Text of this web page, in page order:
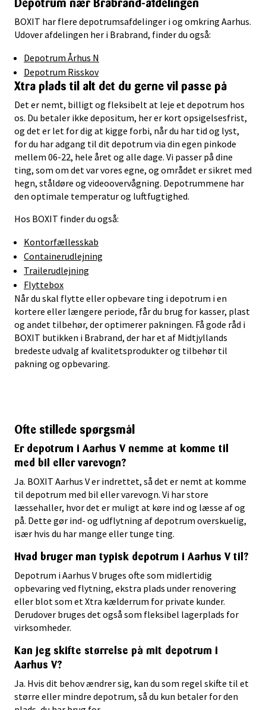
BOXIT har flere depotrumsafdelinger i og omkring Aarhus.
Udover afdelingen her i Brabrand, finder du også:
Depotrum Århus N
Depotrum Risskov
Xtra plads til alt det du gerne vil passe på
Det er nemt, billigt og fleksibelt at leje et depotrum hos
os. Du betaler ikke depositum, her er kort opsigelsesfrist,
og det er let for dig at kigge forbi, når du har tid og lyst,
for du har adgang til dit depotrum via din egen pinkode
mellem 06-22, hele året og alle dage. Vi passer på dine
ting, som om det var vores egne, og området er sikret med
hegn, ståldøre og videoovervågning. Depotrummene har
den optimale temperatur og luftfugtighed.
Hos BOXIT finder du også:
Kontorfællesskab
Containerudlejning
Trailerudlejning
Flyttebox
Når du skal flytte eller opbevare ting i depotrum i en
kortere eller længere periode, får du brug for kasser, plast
og andet tilbehør, der optimerer pakningen. Få gode råd i
BOXIT butikken i Brabrand, der har et af Midtjyllands
bredeste udvalg af kvalitetsprodukter og tilbehør til
pakning og opbevaring.
Ofte stillede spørgsmål
Er depotrum i Aarhus V nemme at komme til
med bil eller varevogn?
Ja. BOXIT Aarhus V er indrettet, så det er nemt at komme
til depotrum med bil eller varevogn. Vi har store
læssehaller, hvor det er muligt at køre ind og læsse af og
på. Dette gør ind- og udflytning af depotrum overskuelig,
især hvis du har mange eller tunge ting.
Hvad bruger man typisk depotrum i Aarhus V til?
Depotrum i Aarhus V bruges ofte som midlertidig
opbevaring ved flytning, ekstra plads under renovering
eller blot som et Xtra kælderrum for private kunder.
Derudover bruges det også som fleksibel lagerplads for
virksomheder.
Kan jeg skifte størrelse på mit depotrum i
Aarhus V?
Ja. Hvis dit behov ændrer sig, kan du som regel skifte til et
større eller mindre depotrum, så du kun betaler for den